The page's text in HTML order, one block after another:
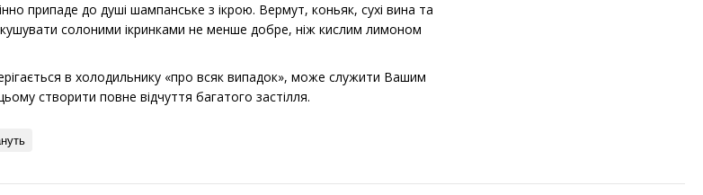
припаде до душі шампанське з ікрою. Вермут, коньяк, сухі вина та
солоними ікринками не менше добре, ніж кислим лимоном
в холодильнику «про всяк випадок», може служити Вашим
створити повне відчуття багатого застілля.